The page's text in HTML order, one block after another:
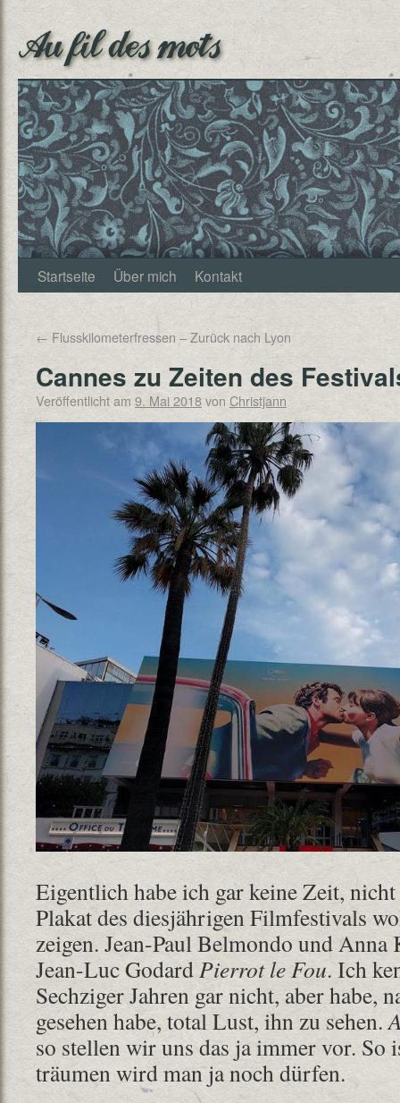
Au fil des mots
Startseite Über mich Kontakt
← Flusskilometerfressen – Zurück nach Lyon
Cannes zu Zeiten des
Veröffentlicht am 9. Mai 2018von Christjann
Eigentlich habe ich gar keine Zeit, nicht
Plakat des diesjährigen Filmfestivals
zeigen. Jean-Paul Belmondo und
Jean-Luc GodardPierrot le Fou. Ich
Sechziger Jahren gar nicht, aber habe,
gesehen habe, total Lust, ihn zu sehen.
so stellen wir uns das ja immer vor. So
träumen wird man ja noch dürfen.